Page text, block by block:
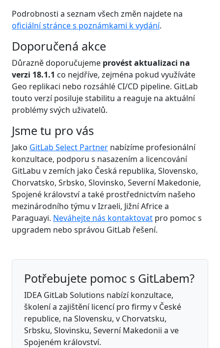
Podrobnosti a seznam všech změn najdete na
oficiální stránce s poznámkami k vydání.
Doporučená akce
Důrazně doporučujeme provést aktualizaci na
verzi 18.1.1 co nejdříve, zejména pokud využíváte
Geo replikaci nebo rozsáhlé CI/CD pipeline. GitLab
touto verzí posiluje stabilitu a reaguje na aktuální
problémy svých uživatelů.
Jsme tu pro vás
Jako GitLab Select Partner nabízíme profesionální
konzultace, podporu s nasazením a licencování
GitLabu v zemích jako Česká republika, Slovensko,
Chorvatsko, Srbsko, Slovinsko, Severní Makedonie,
Spojené království a také prostřednictvím našeho
mezinárodního týmu v Izraeli, Jižní Africe a
Paraguayi. Neváhejte nás kontaktovat pro pomoc s
upgradem nebo správou GitLab řešení.
Potřebujete pomoc s GitLabem?
IDEA GitLab Solutions nabízí konzultace,
školení a zajištění licencí pro firmy v České
republice, na Slovensku, v Chorvatsku,
Srbsku, Slovinsku, Severní Makedonii a ve
Spojeném království.